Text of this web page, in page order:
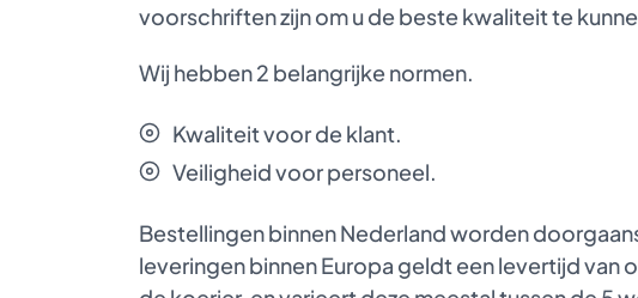
voorschriften zijn om u de beste kwaliteit te
Wij hebben 2 belangrijke normen.
Kwaliteit voor de klant.
Veiligheid voor personeel.
Bestellingen binnen Nederland worden
leveringen binnen Europa geldt een levertijd van